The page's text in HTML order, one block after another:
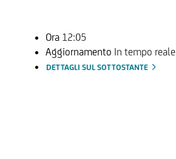
Ora 12:05
Aggiornamento In tempo reale
DETTAGLI SUL SOTTOSTANTE